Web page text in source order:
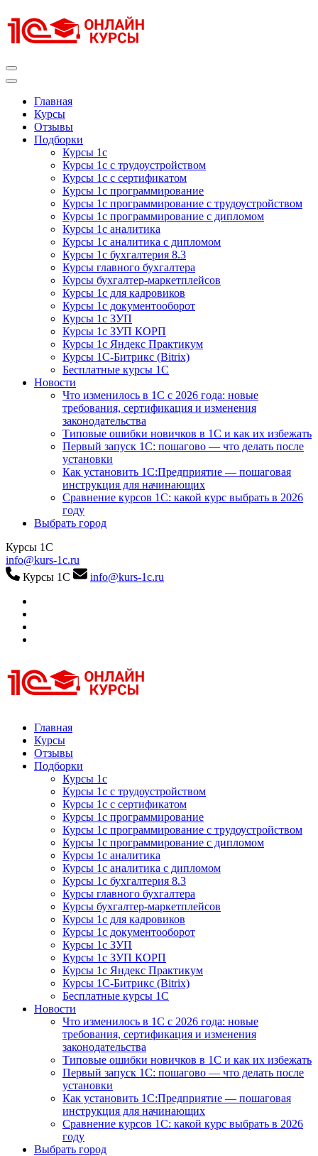
к
содержимому
Главная
Курсы
Отзывы
Подборки
Курсы 1с
Курсы 1с с трудоустройством
Курсы 1с с сертификатом
Курсы 1с программирование
Курсы 1с программирование с трудоустройством
Курсы 1с программирование с дипломом
Курсы 1с аналитика
Курсы 1с аналитика с дипломом
Курсы 1с бухгалтерия 8.3
Курсы главного бухгалтера
Курсы бухгалтер-маркетплейсов
Курсы 1с для кадровиков
Курсы 1с документооборот
Курсы 1с ЗУП
Курсы 1с ЗУП КОРП
Курсы 1с Яндекс Практикум
Курсы 1С-Битрикс (Bitrix)
Бесплатные курсы 1С
Новости
Что изменилось в 1С с 2026 года: новые
требования, сертификация и изменения
законодательства
Типовые ошибки новичков в 1С и как их избежать
Первый запуск 1С: пошагово — что делать после
установки
Как установить 1С:Предприятие — пошаговая
инструкция для начинающих
Сравнение курсов 1С: какой курс выбрать в 2026
году
Выбрать город
Курсы 1С
info@kurs-1c.ru
Курсы 1С
info@kurs-1c.ru
Курсы 1С
Курсы 1С официальная сертификация
Главная
Курсы
Отзывы
Подборки
Курсы 1с
Курсы 1с с трудоустройством
Курсы 1с с сертификатом
Курсы 1с программирование
Курсы 1с программирование с трудоустройством
Курсы 1с программирование с дипломом
Курсы 1с аналитика
Курсы 1с аналитика с дипломом
Курсы 1с бухгалтерия 8.3
Курсы главного бухгалтера
Курсы бухгалтер-маркетплейсов
Курсы 1с для кадровиков
Курсы 1с документооборот
Курсы 1с ЗУП
Курсы 1с ЗУП КОРП
Курсы 1с Яндекс Практикум
Курсы 1С-Битрикс (Bitrix)
Бесплатные курсы 1С
Новости
Что изменилось в 1С с 2026 года: новые
требования, сертификация и изменения
законодательства
Типовые ошибки новичков в 1С и как их избежать
Первый запуск 1С: пошагово — что делать после
установки
Как установить 1С:Предприятие — пошаговая
инструкция для начинающих
Сравнение курсов 1С: какой курс выбрать в 2026
году
Выбрать город